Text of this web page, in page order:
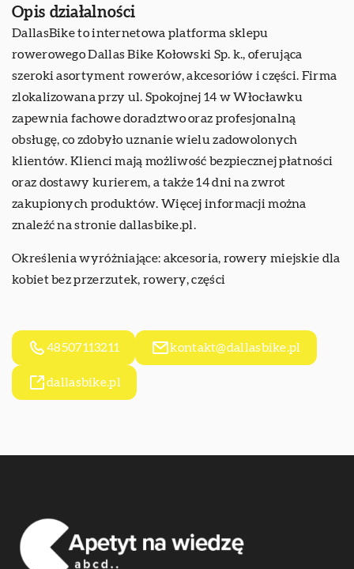
Opis działalności
DallasBike to internetowa platforma sklepu
rowerowego Dallas Bike Kołowski Sp. k., oferująca
szeroki asortyment rowerów, akcesoriów i części. Firma
zlokalizowana przy ul. Spokojnej 14 w Włocławku
zapewnia fachowe doradztwo oraz profesjonalną
obsługę, co zdobyło uznanie wielu zadowolonych
klientów. Klienci mają możliwość bezpiecznej płatności
oraz dostawy kurierem, a także 14 dni na zwrot
zakupionych produktów. Więcej informacji można
znaleźć na stronie dallasbike.pl.
Określenia wyróżniające: akcesoria, rowery miejskie dla
kobiet bez przerzutek, rowery, części
48507113211 kontakt@dallasbike.pl
dallasbike.pl